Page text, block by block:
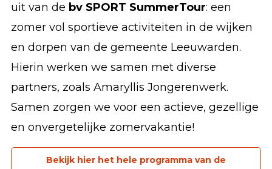
uit van de bv SPORT SummerTour: een
zomer vol sportieve activiteiten in de wijken
en dorpen van de gemeente Leeuwarden.
Hierin werken we samen met diverse
partners, zoals Amaryllis Jongerenwerk.
Samen zorgen we voor een actieve, gezellige
en onvergetelijke zomervakantie!
Bekijk hier het hele programma van de